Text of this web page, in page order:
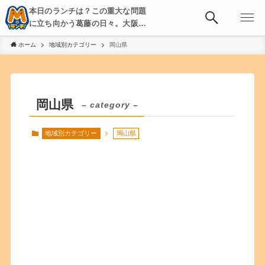
本日のランチは？この重大な問題
に立ち向かう葛藤の日々。大阪・
京都・神戸を中心とした食べ歩
き、飲み歩きを綴る。
ホーム 地域別カテゴリー 岡山県
岡山県 – category –
地域別カテゴリー 岡山県